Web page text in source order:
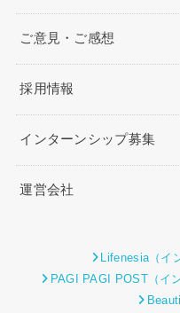
ご意見・ご感想
採用情報
インターンシップ募集
運営会社
Lifenesia（イ
PAGI PAGI POST（イ